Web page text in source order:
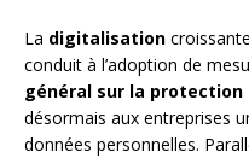
La digitalisation
conduit à l’adoption de
général sur la protection
désormais aux entreprises
données personnelles.